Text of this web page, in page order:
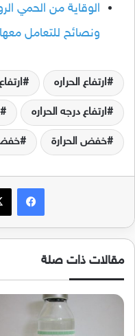
الوقاية من الحمي
ونصائح للتعامل معها
ارتفاع الحراره
ارتفاع درجه الحراره
خفض الحرارة خفض
مقالات ذات صلة